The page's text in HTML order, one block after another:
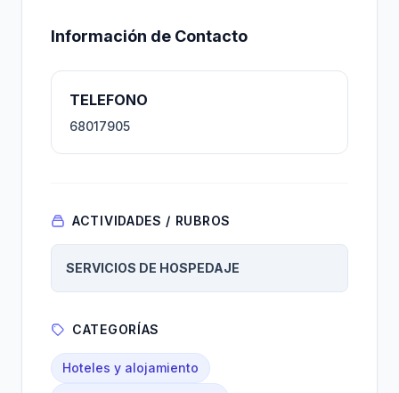
Información de Contacto
TELEFONO
68017905
ACTIVIDADES / RUBROS
SERVICIOS DE HOSPEDAJE
CATEGORÍAS
Hoteles y alojamiento